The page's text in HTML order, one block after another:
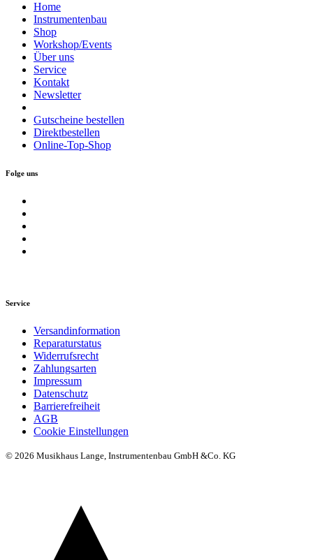
Home
Instrumentenbau
Shop
Workshop/Events
Über uns
Service
Kontakt
Newsletter
Gutscheine bestellen
Direktbestellen
Online-Top-Shop
Folge uns
Service
Versandinformation
Reparaturstatus
Widerrufsrecht
Zahlungsarten
Impressum
Datenschutz
Barrierefreiheit
AGB
Cookie Einstellungen
© 2026 Musikhaus Lange, Instrumentenbau GmbH &Co. KG